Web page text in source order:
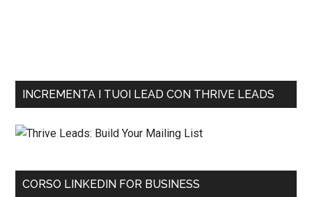
INCREMENTA I TUOI LEAD CON THRIVE LEADS
CORSO LINKEDIN FOR BUSINESS